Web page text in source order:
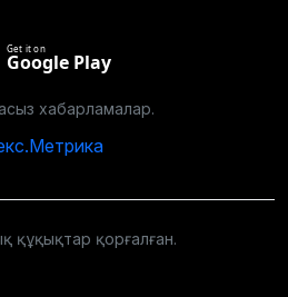
Get it on
Google Play
хабарламалар.
құқықтар қорғалған.